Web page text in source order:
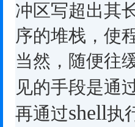
冲区写超出其
序的堆栈，使
当然，随便往
见的手段是通
再通过shell执